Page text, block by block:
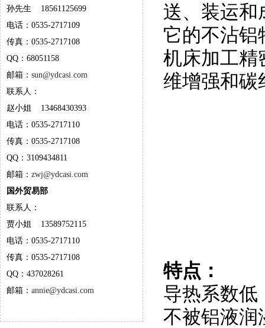
孙先生 18561125699
电话：0535-2717109
传真：0535-2717108
QQ：68051158
邮箱： sun@ydcasi.com
联系人：
赵小姐 13468430393
电话：0535-2717110
传真：0535-2717108
QQ：3109434811
邮箱： zwj@ydcasi.com
国外贸易部
联系人：
贾小姐 13589752115
电话：0535-2717110
传真：0535-2717108
QQ：437028261
邮箱： annie@ydcasi.com
送、装运和
它的不沾铝
机床加工精
维增强和碳
特点：
导热系数低
不被铝液润